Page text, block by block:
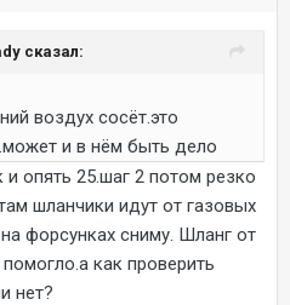
сказал:
воздух сосёт.это
и в нём быть дело
опять 25.шаг 2 потом резко
шланчики идут от газовых
форсунках сниму. Шланг от
как проверить
нет?